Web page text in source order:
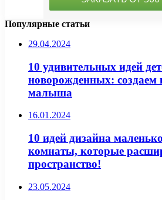
Популярные статьи
29.04.2024
10 удивительных идей
новорожденных:
малыша
16.01.2024
10 идей дизайна
комнаты, которые
пространство!
23.05.2024